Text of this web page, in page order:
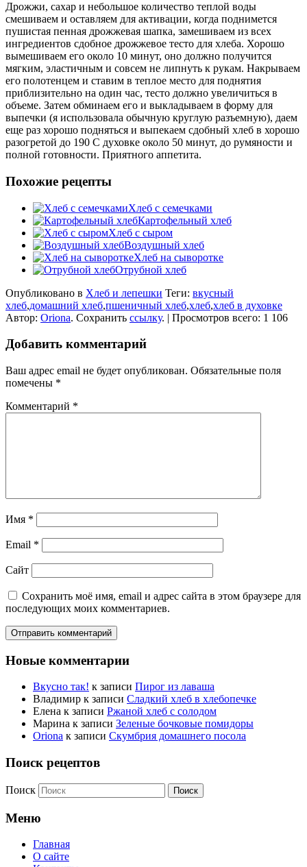
Дрожжи, сахар и небольшое количество теплой воды
смешиваем и оставляем для активации, когда поднимется
пушистая пенная дрожжевая шапка, замешиваем из всех
ингредиентов сдобное дрожжевое тесто для хлеба. Хорошо
вымешиваем его около 10 минут, оно должно получится
мягким, эластичным и совсем не липнуть к рукам. Накрываем
его полотенцем и ставим в теплое место для поднятия
приблизительно на один час, тесто должно увеличиться в
объеме. Затем обминаем его и выкладываем в форму для
выпечки (я использовала обычную круглую разъемную), даем
еще раз хорошо подняться и выпекаем сдобный хлеб в хорошо
разогретой до 190 С духовке около 50 минут, до румяности и
полной готовности. Приятного аппетита.
Похожие рецепты
Хлеб с семечками
Картофельный хлеб
Хлеб с сыром
Воздушный хлеб
Хлеб на сыворотке
Отрубной хлеб
Опубликовано в Хлеб и лепешки Теги: вкусный
хлеб,домашний хлеб,пшеничный хлеб,хлеб,хлеб в духовке
Автор: Oriona. Сохранить ссылку. | Просмотров всего: 1 106
Добавить комментарий
Ваш адрес email не будет опубликован. Обязательные поля
помечены *
Комментарий *
Имя *
Email *
Сайт
Сохранить моё имя, email и адрес сайта в этом браузере для
последующих моих комментариев.
Новые комментарии
Вкусно так! к записи Пирог из лаваша
Владимир к записи Сладкий хлеб в хлебопечке
Елена к записи Ржаной хлеб с солодом
Марина к записи Зеленые бочковые помидоры
Oriona к записи Скумбрия домашнего посола
Поиск рецептов
Поиск
Меню
Главная
О сайте